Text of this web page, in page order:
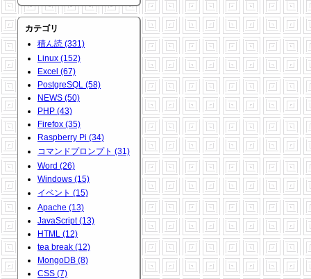
カテゴリ
積ん読 (331)
Linux (152)
Excel (67)
PostgreSQL (58)
NEWS (50)
PHP (43)
Firefox (35)
Raspberry Pi (34)
コマンドプロンプト (31)
Word (26)
Windows (15)
イベント (15)
Apache (13)
JavaScript (13)
HTML (12)
tea break (12)
MongoDB (8)
CSS (7)